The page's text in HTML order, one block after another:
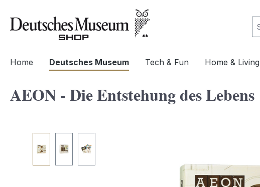
Zur Hauptnavigation springen
Home Deutsches Museum Tech & Fun Home & Living
AEON - Die Entstehung des Lebens